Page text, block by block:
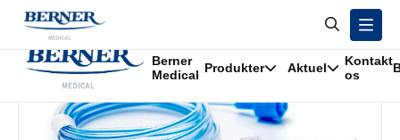
Berner
Medical Produkter Aktuel
Kontakt
os
/Produkter/